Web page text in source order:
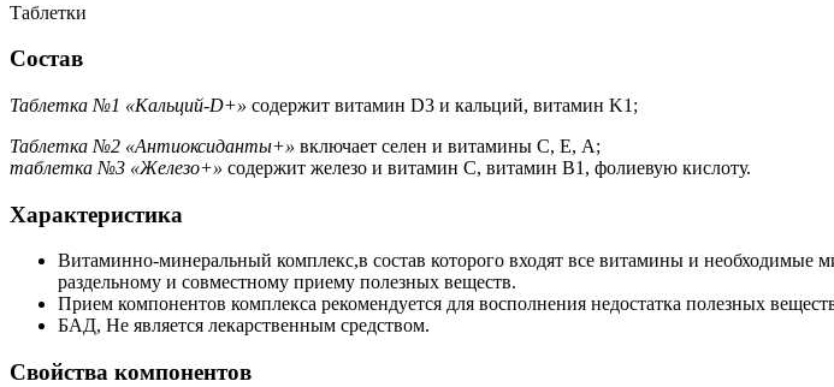
Таблетки
Состав
Таблетка №1 «Кальций-D+» содержит витамин D3 и кальций, витамин K1;
Таблетка №2 «Антиоксиданты+» включает селен и витамины С, Е, А;
таблетка №3 «Железо+» содержит железо и витамин C, витамин В1, фолиевую кислоту.
Характеристика
Витаминно-минеральный комплекс,в состав которого входят все витамины и необходимые
раздельному и совместному приему полезных веществ.
Прием компонентов комплекса рекомендуется для восполнения недостатка полезных
БАД, Не является лекарственным средством.
Свойства компонентов